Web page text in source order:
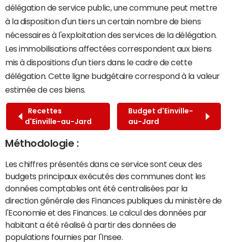
délégation de service public, une commune peut mettre
à la disposition d'un tiers un certain nombre de biens
nécessaires à l'exploitation des services de la délégation.
Les immobilisations affectées correspondent aux biens
mis à dispositions d'un tiers dans le cadre de cette
délégation. Cette ligne budgétaire correspond à la valeur
estimée de ces biens.
Recettes
d'Einville-au-Jard
Budget d'Einville-
au-Jard
Méthodologie :
Les chiffres présentés dans ce service sont ceux des
budgets principaux exécutés des communes dont les
données comptables ont été centralisées par la
direction générale des Finances publiques du ministère de
l'Economie et des Finances. Le calcul des données par
habitant a été réalisé à partir des données de
populations fournies par l'Insee.